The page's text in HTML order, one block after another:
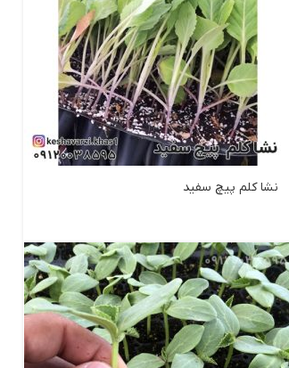
نشا کلم پیچ سفید